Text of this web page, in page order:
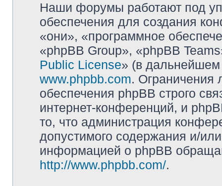
Наши форумы работают под
обеспечения для создания
«они», «программное
«phpBB Group», «phpBB
Public License» (в дальнейшем
www.phpbb.com. Ограничения
обеспечения phpBB строго
интернет-конференций, и
то, что администрация
допустимого содержания и/
информацией о phpBB
http://www.phpbb.com/.